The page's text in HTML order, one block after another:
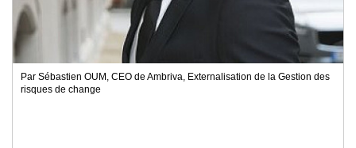
Par Sébastien OUM, CEO de Ambriva, Externalisation de la Gestion des
risques de change